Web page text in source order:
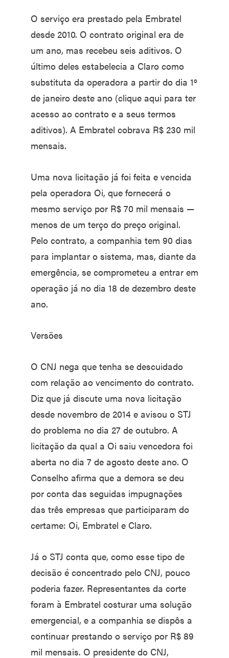
O serviço era prestado pela Embratel
desde 2010. O contrato original era de
um ano, mas recebeu seis aditivos. O
último deles estabelecia a Claro como
substituta da operadora a partir do dia 1º
de janeiro deste ano (clique aqui para ter
acesso ao contrato e a seus termos
aditivos). A Embratel cobrava R$ 230 mil
mensais.
Uma nova licitação já foi feita e vencida
pela operadora Oi, que fornecerá o
mesmo serviço por R$ 70 mil mensais —
menos de um terço do preço original.
Pelo contrato, a companhia tem 90 dias
para implantar o sistema, mas, diante da
emergência, se comprometeu a entrar em
operação já no dia 18 de dezembro deste
ano.
Versões
O CNJ nega que tenha se descuidado
com relação ao vencimento do contrato.
Diz que já discute uma nova licitação
desde novembro de 2014 e avisou o STJ
do problema no dia 27 de outubro. A
licitação da qual a Oi saiu vencedora foi
aberta no dia 7 de agosto deste ano. O
Conselho afirma que a demora se deu
por conta das seguidas impugnações
das três empresas que participaram do
certame: Oi, Embratel e Claro.
Já o STJ conta que, como esse tipo de
decisão é concentrado pelo CNJ, pouco
poderia fazer. Representantes da corte
foram à Embratel costurar uma solução
emergencial, e a companhia se dispôs a
continuar prestando o serviço por R$ 89
mil mensais. O presidente do CNJ,